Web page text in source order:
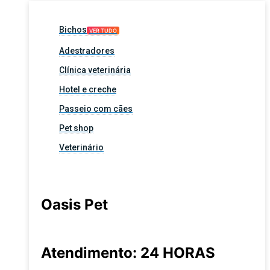
Bichos VER TUDO
Adestradores
Clínica veterinária
Hotel e creche
Passeio com cães
Pet shop
Veterinário
Oasis Pet
Atendimento: 24 HORAS